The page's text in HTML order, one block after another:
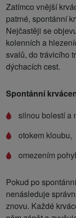
Zatímco vnější
patrné, spontánní
Nejčastěji se
kolenních a
svalů, do trávicího
dýchacích cest.
Spontánní
silnou bolestí a
otokem kloubu,
omezením
Pokud po
nenásleduje
znovu. Každé